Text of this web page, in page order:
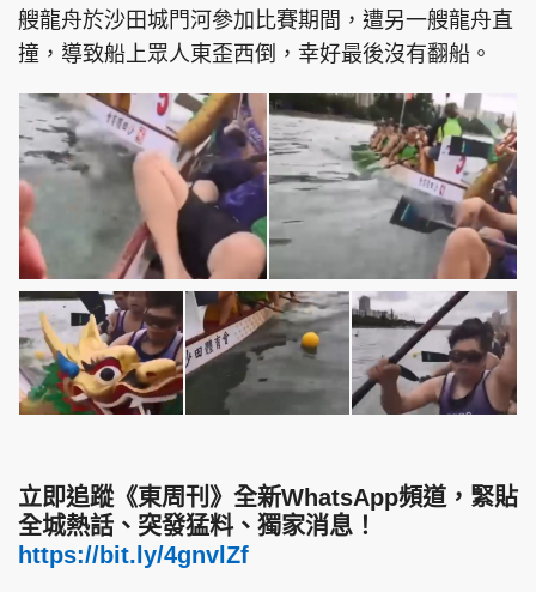
艘龍舟於沙田城門河參加比賽期間，遭另一艘龍舟直
撞，導致船上眾人東歪西倒，幸好最後沒有翻船。
立即追蹤《東周刊》全新WhatsApp頻道，緊貼
全城熱話、突發猛料、獨家消息！
https://bit.ly/4gnvlZf